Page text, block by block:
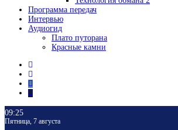
Программа передач
Интервью
Аудиогид
Плато путорана
Красные камни
09:25
Пятница, 7 августа